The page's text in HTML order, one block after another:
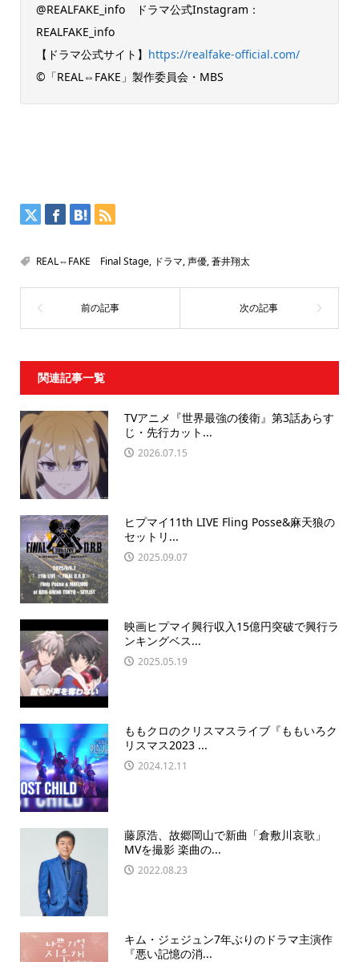
@REALFAKE_info ドラマ公式Instagram：
REALFAKE_info
【ドラマ公式サイト】 https://realfake-official.com/
©「REAL⇔FAKE」製作委員会・MBS
REAL⇔FAKE Final Stage, ドラマ,声優,蒼井翔太
関連記事一覧
TVアニメ『世界最強の後衛』第3話あらす
じ・先行カット...
2026.07.15
ヒプマイ11th LIVE Fling Posse&麻天狼の
セットリ...
2025.09.07
映画ヒプマイ興行収入15億円突破で興行ラ
ンキングベス...
2025.05.19
ももクロのクリスマスライブ『ももいろク
リスマス2023 ...
2024.12.11
藤原浩、故郷岡山で新曲「倉敷川哀歌」
MVを撮影 楽曲の...
2022.08.23
キム・ジェジュン7年ぶりのドラマ主演作
『悪い記憶の消...